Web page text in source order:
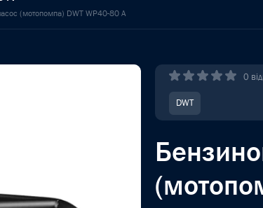
(мотопомпа) DWT WP40-80 A
0
DWT